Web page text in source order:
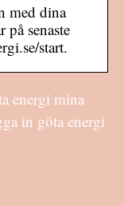
med dina
senaste
start.
energi mina
in göta energi